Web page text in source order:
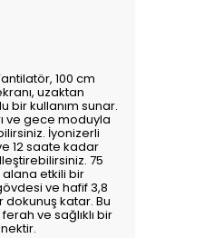
100 cm
uzaktan
bir kullanım sunar.
ve gece moduyla
İyonizerli
12 saate kadar
75
etkili bir
ve hafif 3,8
dokunuş katar. Bu
ve sağlıklı bir